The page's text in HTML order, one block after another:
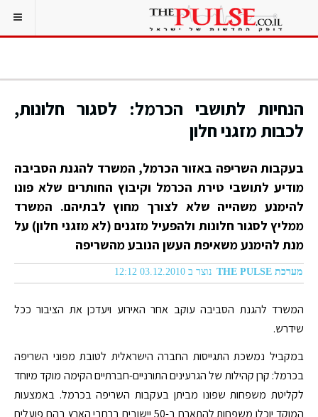
הנחיות לתושבי הכרמל: לסגור חלונות,
לכבות מזגני חלון
בעקבות השריפה באזור הכרמל, המשרד להגנת הסביבה
מודיע לתושבי טירת הכרמל וקיבוץ החותרים שלא פונו
להימנע משהייה שלא לצורך מחוץ לבתיהם. המשרד
ממליץ לסגור חלונות ולהפעיל מזגנים (לא מזגני חלון) על
מנת להימנע משאיפת העשן הנובע מהשריפה
מערכת THE PULSE נוצר ב 03.12.2010 12:12
המשרד להגנת הסביבה עוקב אחר האירוע ויעדכן את הציבור ככל
שידרש.
במקביל נמשכת התגייסות החברה הישראלית לטובת מפוני השריפה
בכרמל: קרן קהילות של הגרעינים התורניים-חברתיים הקימה מוקד מיוחד
לקליטת משפחות שפונו מביתן בעקבות השריפה בכרמל. באמצעות
המוקד יוכלו משפחות להתארח ב-50 יישובים ברחבי הארץ בהם פועלים